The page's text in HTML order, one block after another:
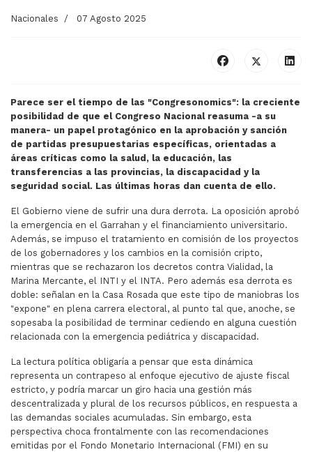
Nacionales 07 Agosto 2025
Parece ser el tiempo de las "Congresonomics": la creciente
posibilidad de que el Congreso Nacional reasuma -a su
manera- un papel protagónico en la aprobación y sanción
de partidas presupuestarias específicas, orientadas a
áreas críticas como la salud, la educación, las
transferencias a las provincias, la discapacidad y la
seguridad social. Las últimas horas dan cuenta de ello.
El Gobierno viene de sufrir una dura derrota. La oposición aprobó
la emergencia en el Garrahan y el financiamiento universitario.
Además, se impuso el tratamiento en comisión de los proyectos
de los gobernadores y los cambios en la comisión cripto,
mientras que se rechazaron los decretos contra Vialidad, la
Marina Mercante, el INTI y el INTA. Pero además esa derrota es
doble: señalan en la Casa Rosada que este tipo de maniobras los
"expone" en plena carrera electoral, al punto tal que, anoche, se
sopesaba la posibilidad de terminar cediendo en alguna cuestión
relacionada con la emergencia pediátrica y discapacidad.
La lectura política obligaría a pensar que esta dinámica
representa un contrapeso al enfoque ejecutivo de ajuste fiscal
estricto, y podría marcar un giro hacia una gestión más
descentralizada y plural de los recursos públicos, en respuesta a
las demandas sociales acumuladas. Sin embargo, esta
perspectiva choca frontalmente con las recomendaciones
emitidas por el Fondo Monetario Internacional (FMI) en su